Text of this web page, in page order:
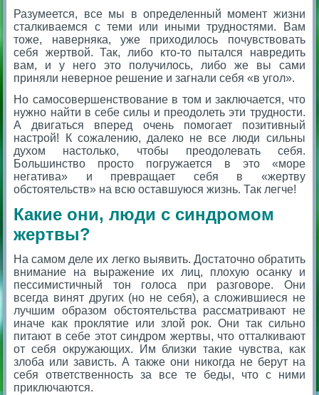
Разумеется, все мы в определенный момент жизни
сталкиваемся с теми или иными трудностями. Вам
тоже, наверняка, уже приходилось почувствовать
себя жертвой. Так, либо кто-то пытался навредить
вам, и у него это получилось, либо же вы сами
приняли неверное решение и загнали себя «в угол».
Но самосовершенствование в том и заключается, что
нужно найти в себе силы и преодолеть эти трудности.
А двигаться вперед очень помогает позитивный
настрой! К сожалению, далеко не все люди сильны
духом настолько, чтобы преодолевать себя.
Большинство просто погружается в это «море
негатива» и превращает себя в «жертву
обстоятельств» на всю оставшуюся жизнь. Так легче!
Какие они, люди с синдромом
жертвы?
На самом деле их легко выявить. Достаточно обратить
внимание на выражение их лиц, плохую осанку и
пессимистичный тон голоса при разговоре. Они
всегда винят других (но не себя), а сложившиеся не
лучшим образом обстоятельства рассматривают не
иначе как проклятие или злой рок. Они так сильно
питают в себе этот синдром жертвы, что отталкивают
от себя окружающих. Им близки такие чувства, как
злоба или зависть. А также они никогда не берут на
себя ответственность за все те беды, что с ними
приключаются.